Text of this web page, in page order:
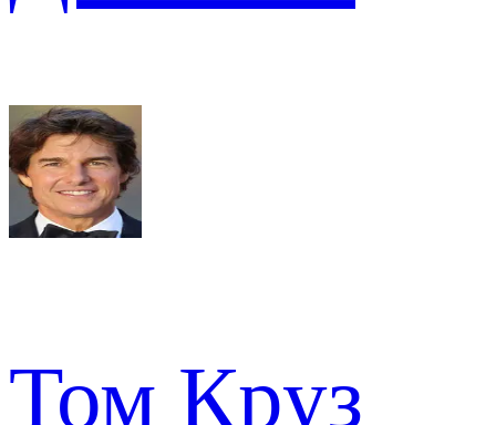
Том Круз